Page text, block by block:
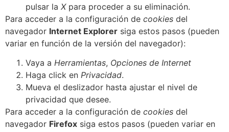
pulsar la Xpara proceder a su eliminación.
Para acceder a la configuración de cookies del
navegador Internet Explorer siga estos pasos (pueden
variar en función de la versión del navegador):
Vaya a Herramientas, Opciones de Internet
Haga click en Privacidad.
Mueva el deslizador hasta ajustar el nivel de
privacidad que desee.
Para acceder a la configuración de cookies del
navegador Firefox siga estos pasos (pueden variar en